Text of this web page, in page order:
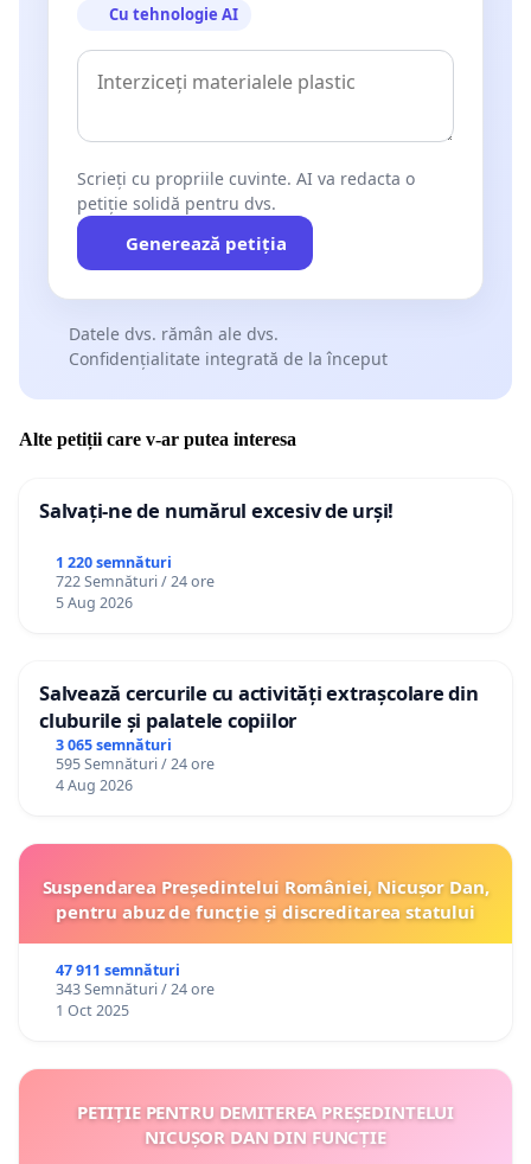
Cu tehnologie AI
Scrieți cu propriile cuvinte. AI va redacta o
petiție solidă pentru dvs.
Generează petiția
Datele dvs. rămân ale dvs.
Confidențialitate integrată de la început
Alte petiții care v-ar putea interesa
Salvați-ne de numărul excesiv de urși!
1 220 semnături
722 Semnături / 24 ore
5 Aug 2026
Salvează cercurile cu activități extrașcolare din
cluburile și palatele copiilor
3 065 semnături
595 Semnături / 24 ore
4 Aug 2026
Suspendarea Președintelui României, Nicușor Dan,
pentru abuz de funcție și discreditarea statului
47 911 semnături
343 Semnături / 24 ore
1 Oct 2025
PETIȚIE PENTRU DEMITEREA PREȘEDINTELUI
NICUȘOR DAN DIN FUNCȚIE